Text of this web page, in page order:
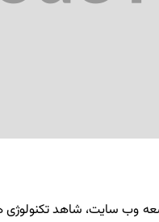
وب سایت، شاهد تکنولوژی